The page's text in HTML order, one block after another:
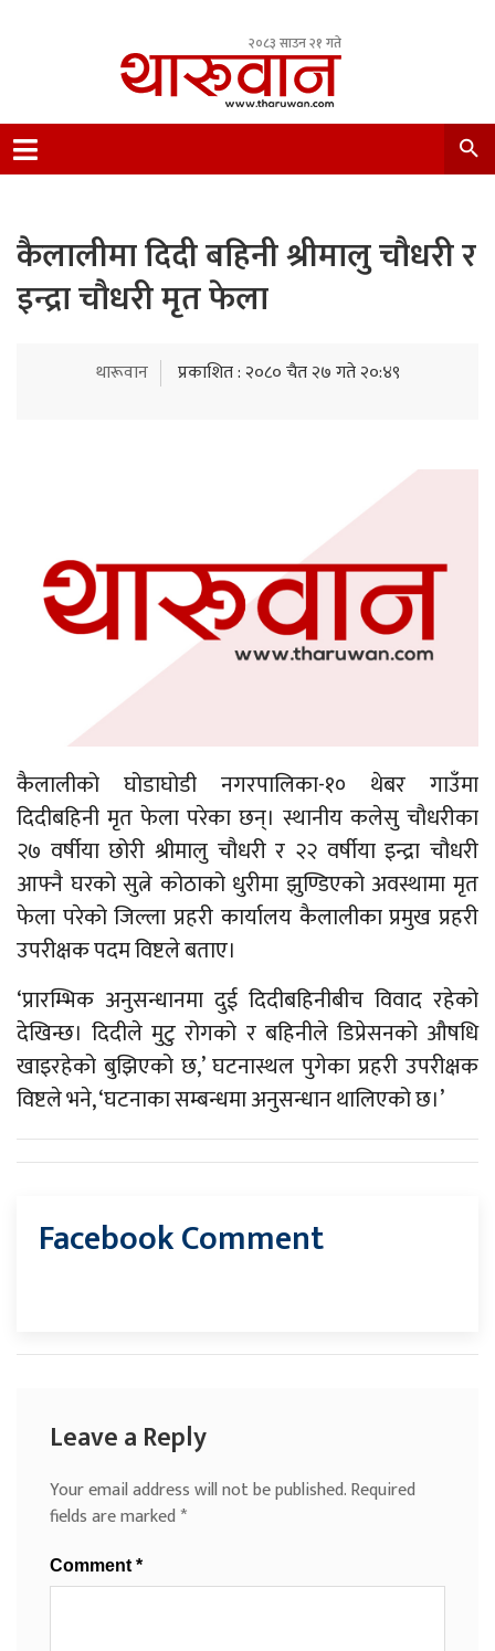
२०८३ साउन २१ गते
Nepal.
कैलालीमा दिदी बहिनी श्रीमालु चौधरी र
इन्द्रा चौधरी मृत फेला
थारूवान प्रकाशित : २०८० चैत २७ गते २०:४९
कैलालीको घोडाघोडी नगरपालिका-१० थेबर गाउँमा
दिदीबहिनी मृत फेला परेका छन्। स्थानीय कलेसु चौधरीका
२७ वर्षीया छोरी श्रीमालु चौधरी र २२ वर्षीया इन्द्रा चौधरी
आफ्नै घरको सुत्ने कोठाको धुरीमा झुण्डिएको अवस्थामा मृत
फेला परेको जिल्ला प्रहरी कार्यालय कैलालीका प्रमुख प्रहरी
उपरीक्षक पदम विष्टले बताए।
‘प्रारम्भिक अनुसन्धानमा दुई दिदीबहिनीबीच विवाद रहेको
देखिन्छ। दिदीले मुटु रोगको र बहिनीले डिप्रेसनको औषधि
खाइरहेको बुझिएको छ,’ घटनास्थल पुगेका प्रहरी उपरीक्षक
विष्टले भने, ‘घटनाका सम्बन्धमा अनुसन्धान थालिएको छ।’
Facebook Comment
Leave a Reply
Your email address will not be published.Required
fields are marked*
Comment *